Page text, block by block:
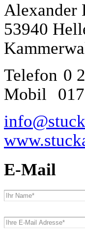
Alexander
53940
Telefon 0
Mobil
E-Mail